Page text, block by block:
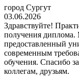
город Сургут
03.06.2026
Здравствуйте!
получения диплома.
предоставленный
современным
обучения. Спасибо
коллегам, друзьям.